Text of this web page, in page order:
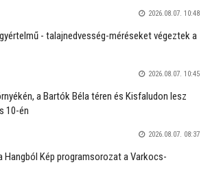
2026.08.07. 10:48
- talajnedvesség-méréseket végeztek a
2026.08.07. 10:45
a Bartók Béla téren és Kisfaludon lesz
10-én
2026.08.07. 08:37
Kép programsorozat a Varkocs-